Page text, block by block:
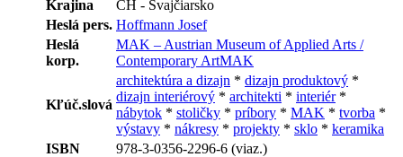
Krajina
CH - Švajčiarsko
Heslá pers. Hoffmann Josef
Heslá
korp.
MAK – Austrian Museum of Applied Arts /
Contemporary ArtMAK
Kľúč.slová
architektúra a dizajn * dizajn produktový *
dizajn interiérový * architekti * interiér*
nábytok * stoličky * príbory * MAK * tvorba *
výstavy * nákresy * projekty * sklo * keramika
ISBN
978-3-0356-2296-6 (viaz.)